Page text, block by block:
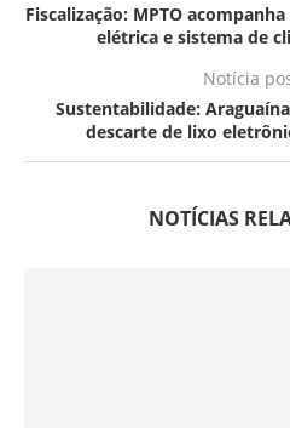
Fiscalização: MPTO
elétrica e sistema de
Notícia
Sustentabilidade:
descarte de lixo
NOTÍCIAS